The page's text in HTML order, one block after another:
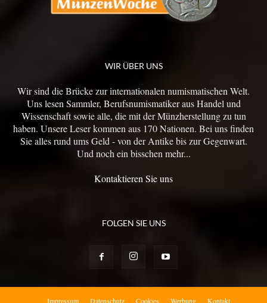
WIR ÜBER UNS
Wir sind die Brücke zur internationalen numismatischen Welt.
Uns lesen Sammler, Berufsnumismatiker aus Handel und
Wissenschaft sowie alle, die mit der Münzherstellung zu tun
haben. Unsere Leser kommen aus 170 Nationen. Bei uns finden
Sie alles rund ums Geld - von der Antike bis zur Gegenwart.
Und noch ein bisschen mehr...
Kontaktieren Sie uns
FOLGEN SIE UNS
Impressum Datenschutz Cookies Werbung Kontakt